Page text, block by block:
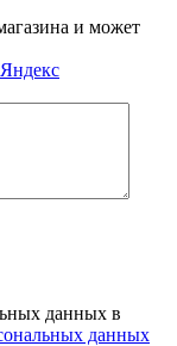
и может
данных в
данных